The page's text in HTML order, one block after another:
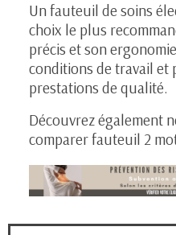
Unfauteuil de soins
choix le plus
précis et son
conditions de travail et
prestations de qualité.
Découvrez également
comparer fauteuil 2